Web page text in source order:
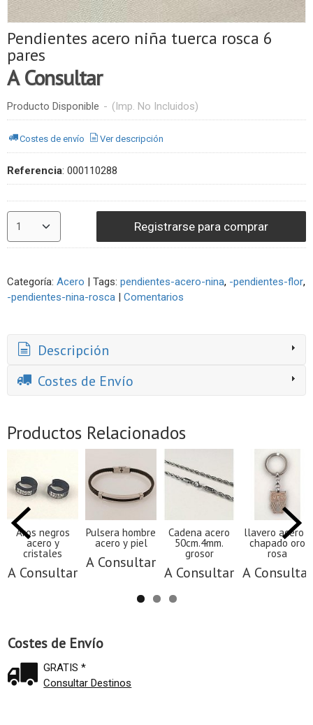
Costes de Envío
GRATIS *
Consultar Destinos
Pendientes acero niña tuerca rosca 6
pares
A Consultar
Producto Disponible - (Imp. No Incluidos)
Costes de envío Ver descripción
Referencia: 000110288
Registrarse para comprar
Categoría: Acero | Tags: pendientes-acero-nina -pendientes-flor
-pendientes-nina-rosca | Comentarios
Descripción
Costes de Envío
Productos Relacionados
Aros negros
acero y
cristales
A Consultar
Pulsera hombre
acero y piel
A Consultar
Cadena acero
50cm.4mm.
grosor
A Consultar
llavero acero y
chapado oro
rosa
A Consultar